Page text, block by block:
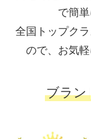
で簡
全国トップク
ので、お気
ブラン